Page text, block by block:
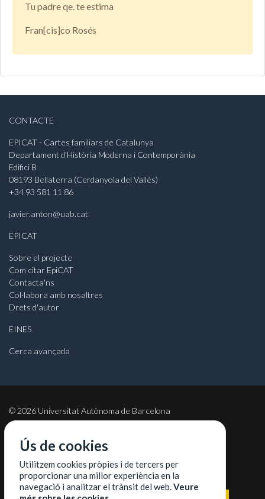
Tu padre qe. te estima
Fran[cis]co Rosés
CONTACTE
EPICAT - Cartes familiars de Catalunya
Departament d'Història Moderna i Contemporània
Edifici B
08193 Bellaterra (Cerdanyola del Vallès)
+34 93 581 11 86
javier.anton@uab.cat
EPICAT
Sobre el projecte
Com citar EpiCAT
Contacta'ns
Col·labora amb nosaltres
Drets d'autor
EINES
Cerca avançada
©2026 Universitat Autònoma de Barcelona
COL·LABORADORS
Ús de cookies
Utilitzem cookies pròpies i de tercers per
proporcionar una millor experiència en la
navegació i analitzar el trànsit del web.Veure